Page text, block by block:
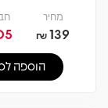
מחיר
139
₪
הוספה